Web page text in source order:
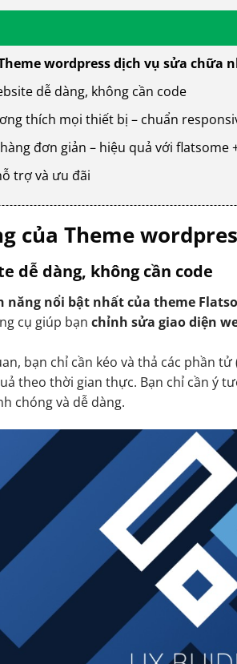
wordpress dịch vụ sửa chữa
dễ dàng, không cần code
thích mọi thiết bị – chuẩn
đơn giản – hiệu quả với flatsome
trợ và ưu đãi
của Theme
dễ dàng, không cần code
năng nổi bật nhất của theme
cụ giúp bạn chỉnh sửa giao diện
bạn chỉ cần kéo và thả các phần
theo thời gian thực. Bạn chỉ cần ý
chóng và dễ dàng.